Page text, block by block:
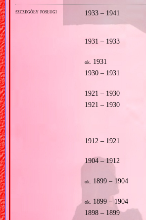
szczegóły posługi 1933 – 1941
1931 – 1933
ok. 1931
1930 – 1931
1921 – 1930
1921 – 1930
1912 – 1921
1904 – 1912
ok. 1899 – 1904
ok. 1899 – 1904
1898 – 1899